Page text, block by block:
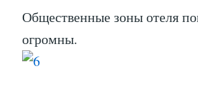
Общественные зоны отеля
огромны.